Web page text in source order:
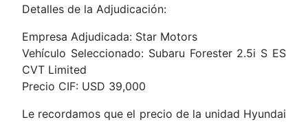
Detalles de la Adjudicación:
Empresa Adjudicada: Star Motors
Vehículo Seleccionado: Subaru Forester 2.5i S ES
CVT Limited
Precio CIF: USD 39,000
Le recordamos que el precio de la unidad Hyundai